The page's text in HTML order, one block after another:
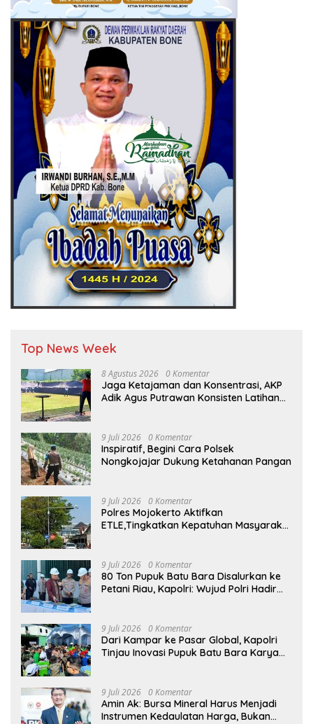
Top News Week
8 Agustus 2026 0 Komentar
Jaga Ketajaman dan Konsentrasi, AKP
Adik Agus Putrawan Konsisten Latihan
9 Juli 2026 0 Komentar
Inspiratif, Begini Cara Polsek
Nongkojajar Dukung Ketahanan Pangan
9 Juli 2026 0 Komentar
Polres Mojokerto Aktifkan
ETLE,Tingkatkan Kepatuhan Masyarakat
9 Juli 2026 0 Komentar
80 Ton Pupuk Batu Bara Disalurkan ke
Petani Riau, Kapolri: Wujud Polri Hadir
9 Juli 2026 0 Komentar
Dari Kampar ke Pasar Global, Kapolri
Tinjau Inovasi Pupuk Batu Bara Karya
9 Juli 2026 0 Komentar
Amin Ak: Bursa Mineral Harus Menjadi
Instrumen Kedaulatan Harga, Bukan